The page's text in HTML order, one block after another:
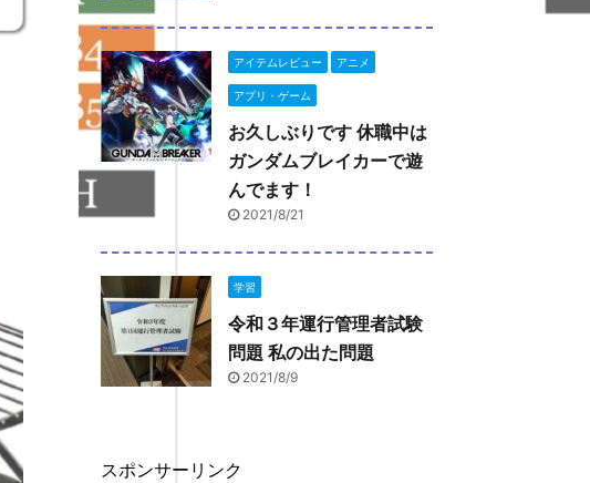
アイテムレビュー アニメ
アプリ・ゲーム
お久しぶりです 休職中は
ガンダムブレイカーで遊
んでます！
2021/8/21
学習
令和３年運行管理者試験
問題 私の出た問題
2021/8/9
スポンサーリンク